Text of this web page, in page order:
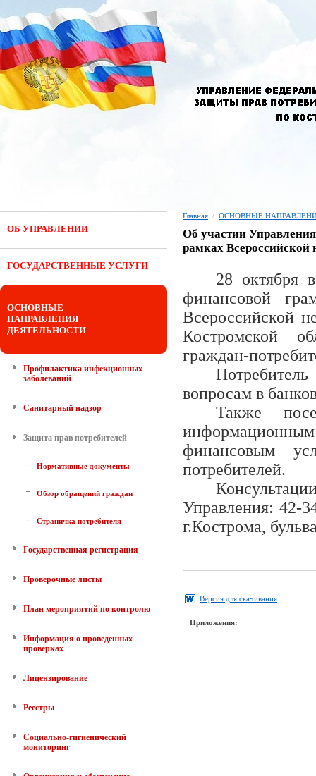
ОБ УПРАВЛЕНИИ
ГОСУДАРСТВЕННЫЕ УСЛУГИ
ОСНОВНЫЕ
НАПРАВЛЕНИЯ
ДЕЯТЕЛЬНОСТИ
Профилактика инфекционных
заболеваний
Санитарный надзор
Защита прав потребителей
Нормативные документы
Обзор обращений граждан
Страничка потребителя
Государственная регистрация
Проверочные листы
План мероприятий по контролю
Информация о проведенных
проверках
Лицензирование
Реестры
Социально-гигиенический
мониторинг
Главная / ОСНОВНЫЕ
Об участии
рамках Всероссийской
28 октября
финансовой
Всероссийской
Костромской
граждан-
вопросам в
Также
финансовым
потребителей.
Управления: 42-
г.Кострома,
Версия для скачивания
Приложения: